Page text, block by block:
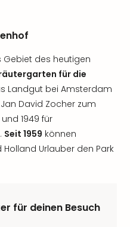
Gebiet des heutigen
für die
Landgut bei Amsterdam
David Zocher zum
1949 für
Seit 1959 können
Urlauber den Park
für deinen Besuch